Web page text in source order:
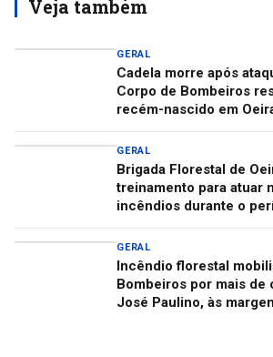
Veja também
GERAL
Cadela morre após
Corpo de Bombeiros
recém-nascido em
GERAL
Brigada Florestal de
treinamento para atuar
incêndios durante o
GERAL
Incêndio florestal
Bombeiros por mais de
José Paulino, às